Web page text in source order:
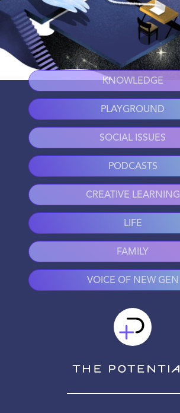
KNOWLEDGE
PLAYGROUND
SOCIAL ISSUES
PODCASTS
CREATIVE LEARNING
LIFE
FAMILY
VOICE OF NEW GEN